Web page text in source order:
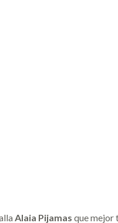
Alaia Pijamas que mejor